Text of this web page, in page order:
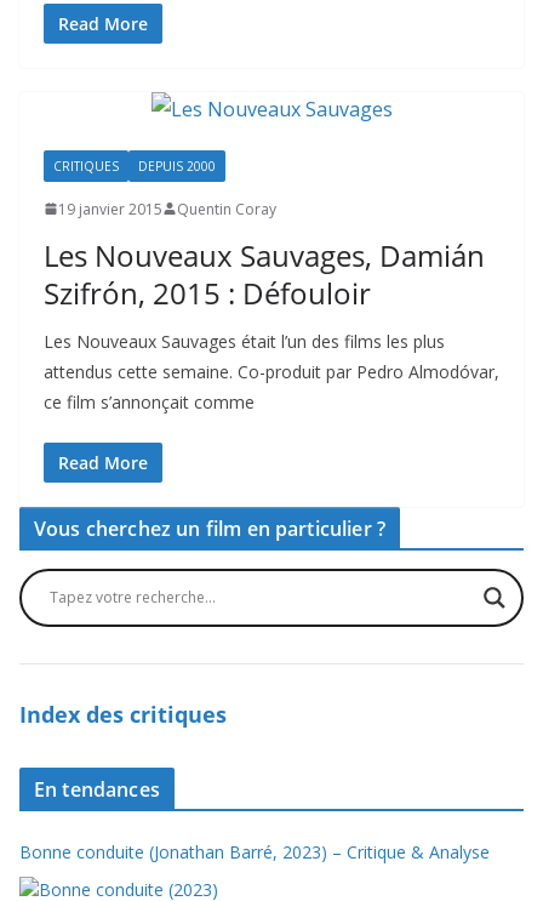
Read More
CRITIQUES DEPUIS 2000
19 janvier 2015 Quentin Coray
Les Nouveaux Sauvages, Damián
Szifrón, 2015 : Défouloir
Les Nouveaux Sauvages était l’un des films les plus
attendus cette semaine. Co-produit par Pedro Almodóvar,
ce film s’annonçait comme
Read More
Vous cherchez un film en particulier ?
Index des critiques
En tendances
Bonne conduite (Jonathan Barré, 2023) – Critique & Analyse